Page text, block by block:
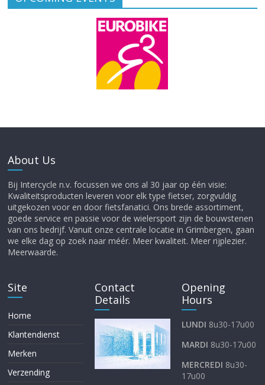
About Us
Bij Intercycle n.v. focussen we ons al 30 jaar op één visie:
Kwaliteitsproducten leveren voor elk type fietser, zorgvuldig
uitgekozen voor en door fietsfanatici. Ons brede assortiment,
goede service en passie voor de wielersport zijn de bouwstenen
van ons bedrijf. Vanuit onze centrale locatie in Grimbergen, gaan
we elke dag op zoek naar méér. Meer kwaliteit. Meer rijplezier.
Meerwaarde.
Site
Home
Klantendienst
Merken
Verzending
Contact
Details
Opening
Hours
LUNDI 8u30-17u00
MARDI 8u30-17u00
MERCREDI 8u30-
17u00